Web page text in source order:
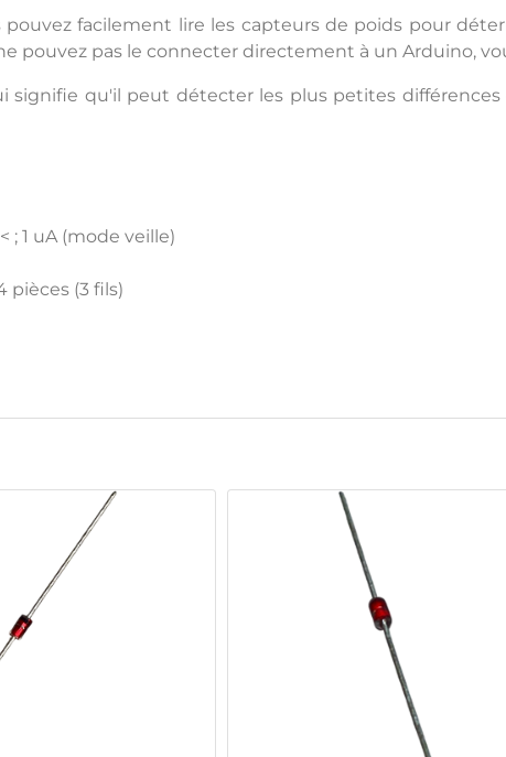
pouvez facilement lire les capteurs de poids pour
pouvez pas le connecter directement à un Arduino,
signifie qu'il peut détecter les plus petites
; 1 uA (mode veille)
pièces (3 fils)